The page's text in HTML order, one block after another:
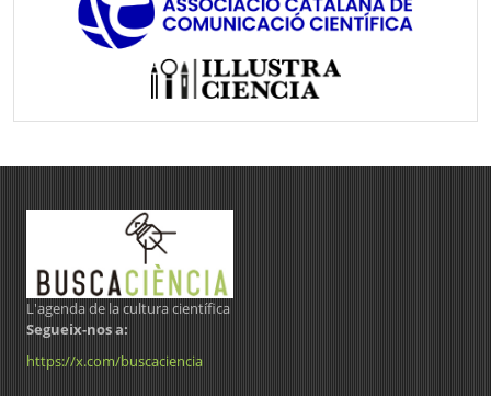
L'agenda de la cultura científica
Segueix-nos a:
https://x.com/buscaciencia